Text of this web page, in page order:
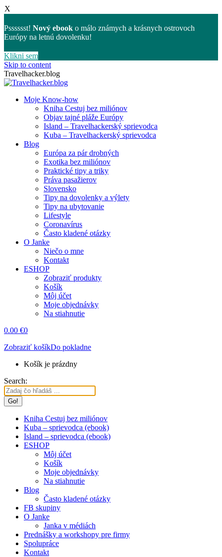
X
Psssssst! Nový ebook o málo známych a krásnych ostrovoch
Európy na letnú dovolenku!
Klikni sem
Skip to content
Travelhacker.blog
Moje Know-how
Kniha Cestuj bez miliónov
Objav tajné pláže Európy
Island – Travelhackerský sprievodca
Kuba – Travelhackerský sprievodca
Blog
Európa za pár drobných
Exotika bez miliónov
Praktické tipy a triky
Práva pasažierov
Slovensko
Tipy na dovolenky a výlety
Tipy na ubytovanie
Lifestyle
Coronavírus
Často kladené otázky
O Janke
Niečo o mne
Kontakt
ESHOP
Zobraziť produkty
Košík
Môj účet
Moje objednávky
Na stiahnutie
0.00 €0
Zobraziť košíkDo pokladne
Košík je prázdny
Search:
Kniha Cestuj bez miliónov
Kuba – sprievodca (ebook)
Island – sprievodca (ebook)
ESHOP
Môj účet
Košík
Moje objednávky
Na stiahnutie
Blog
Často kladené otázky
FB skupiny
O Janke
Janka v médiách
Prednášky a workshopy pre firmy
Spolupráce
Kontakt